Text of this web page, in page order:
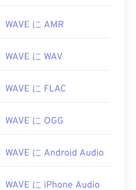
WAVE に AMR
WAVE に WAV
WAVE に FLAC
WAVE に OGG
WAVE に Android Audio
WAVE に iPhone Audio